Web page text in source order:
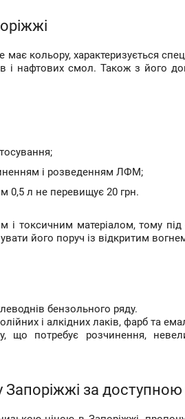
має кольору, характеризується
і нафтових смол. Також з його
і розведенням ЛФМ;
0,5 л не перевищує 20 грн.
і токсичним матеріалом, тому
його поруч із відкритим
бензольного ряду.
і алкідних лаків, фарб та
що потребує розчинення,
за